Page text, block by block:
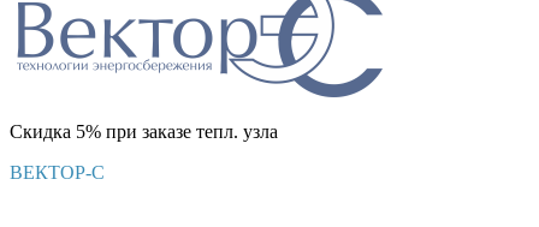
Скидка 5% при заказе тепл. узла
ВЕКТОР-С